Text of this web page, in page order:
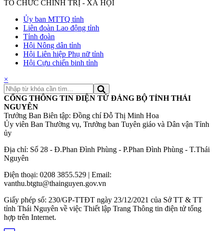
TỔ CHỨC CHÍNH TRỊ - XÃ HỘI
Ủy ban MTTQ tỉnh
Liên đoàn Lao động tỉnh
Tỉnh đoàn
Hội Nông dân tỉnh
Hội Liên hiệp Phụ nữ tỉnh
Hội Cựu chiến binh tỉnh
×
CỔNG THÔNG TIN ĐIỆN TỬ ĐẢNG BỘ TỈNH THÁI
NGUYÊN
Trưởng Ban Biên tập: Đồng chí Đỗ Thị Minh Hoa
Ủy viên Ban Thường vụ, Trưởng ban Tuyên giáo và Dân vận Tỉnh
ủy
Địa chỉ: Số 28 - Đ.Phan Đình Phùng - P.Phan Đình Phùng - T.Thái
Nguyên
Điện thoại: 0208 3855.529 | Email:
vanthu.btgtu@thainguyen.gov.vn
Giấy phép số: 230/GP-TTĐT ngày 23/12/2021 của Sở TT & TT
tỉnh Thái Nguyên về việc Thiết lập Trang Thông tin điện tử tổng
hợp trên Internet.